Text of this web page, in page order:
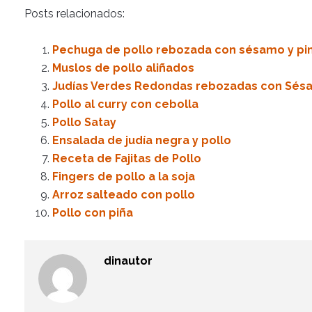
Posts relacionados:
Pechuga de pollo rebozada con sésamo y
Muslos de pollo aliñados
Judías Verdes Redondas rebozadas con
Pollo al curry con cebolla
Pollo Satay
Ensalada de judía negra y pollo
Receta de Fajitas de Pollo
Fingers de pollo a la soja
Arroz salteado con pollo
Pollo con piña
dinautor